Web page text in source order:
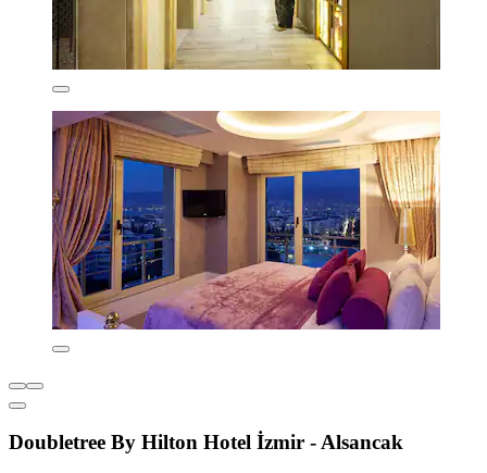
Doubletree By Hilton Hotel İzmir - Alsancak